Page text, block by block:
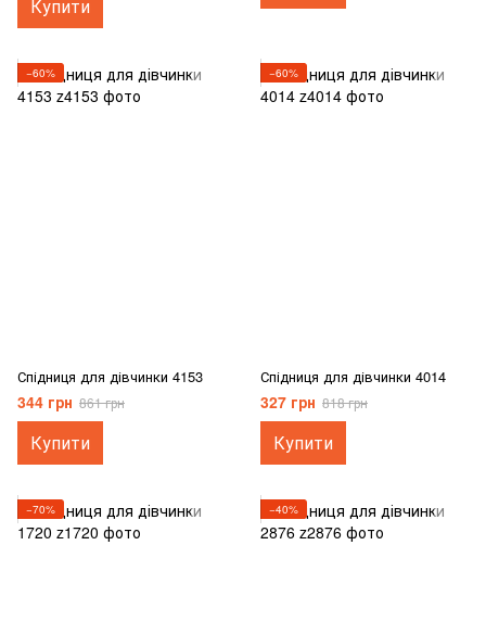
Купити
−60%
Спідниця для дівчинки 4153
344 грн 861 грн
Купити
−60%
Спідниця для дівчинки 4014
327 грн 818 грн
Купити
−70% −40%